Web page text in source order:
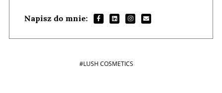
Napisz do mnie:
#LUSH COSMETICS